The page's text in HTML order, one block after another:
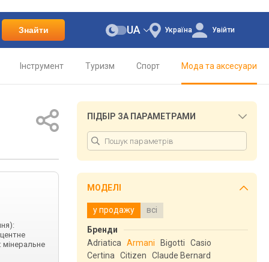
Знайти Україна
UA Увійти
Інструмент Туризм Спорт Мода та аксесуари
мінеральне
ПІДБІР ЗА ПАРАМЕТРАМИ
МОДЕЛІ
у продажу всі
Бренди
Adriatica
Armani Bigotti
Casio
Certina
Citizen
Claude Bernard